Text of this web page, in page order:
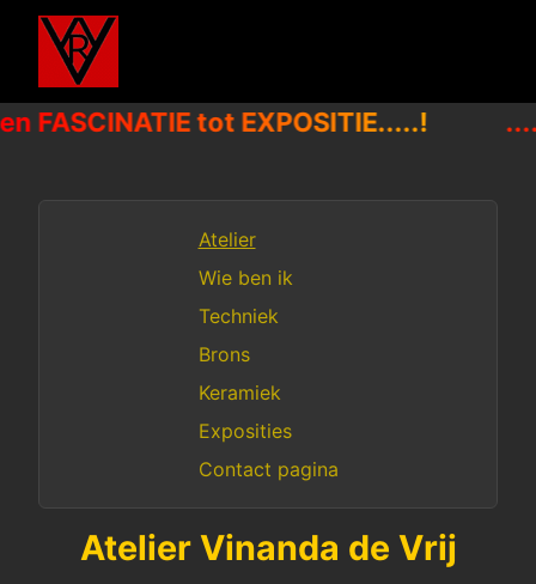
FASCINATIE tot EXPOSITIE.....!
Atelier
Wie ben ik
Techniek
Brons
Keramiek
Exposities
Contact pagina
Atelier Vinanda de Vrij